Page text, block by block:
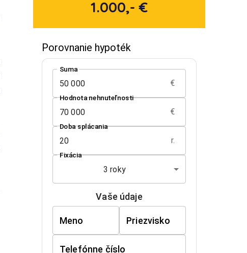
1.000,- €